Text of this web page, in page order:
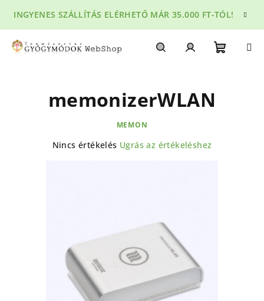
fő
tartalomhoz
INGYENES SZÁLLÍTÁS ELÉRHETŐ MÁR 35.000 FT-TÓL!
memonizerWLAN
MEMON
A
Nincs értékelés Ugrás az értékeléshez